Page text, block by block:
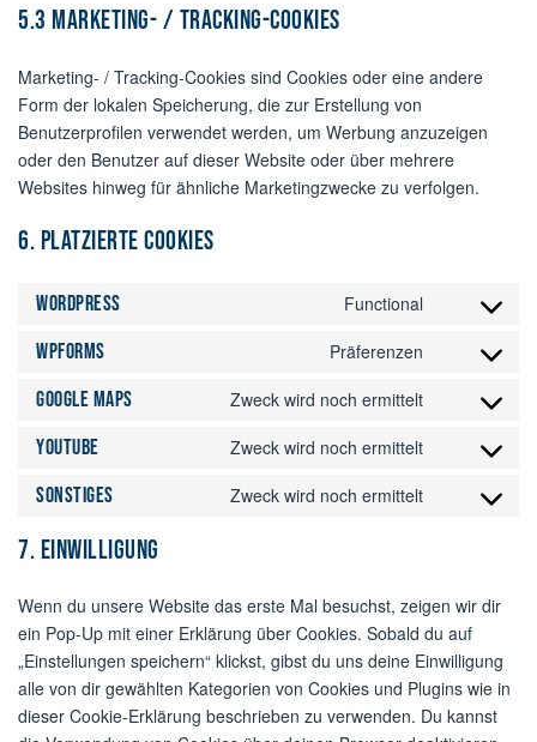
5.3 Marketing- / Tracking-Cookies
Marketing- / Tracking-Cookies sind Cookies oder eine andere
Form der lokalen Speicherung, die zur Erstellung von
Benutzerprofilen verwendet werden, um Werbung anzuzeigen
oder den Benutzer auf dieser Website oder über mehrere
Websites hinweg für ähnliche Marketingzwecke zu verfolgen.
6. Platzierte Cookies
WordPress Functional
Consent
wordpress
WPForms Präferenzen
Consent
wpforms
Google Maps Zweck wird noch ermittelt
Consent
google-
YouTube Zweck wird noch ermittelt
Consent
Sonstiges Zweck wird noch ermittelt
Consent
7. Einwilligung
Wenn du unsere Website das erste Mal besuchst, zeigen wir dir
ein Pop-Up mit einer Erklärung über Cookies. Sobald du auf
„Einstellungen speichern“ klickst, gibst du uns deine Einwilligung
alle von dir gewählten Kategorien von Cookies und Plugins wie in
dieser Cookie-Erklärung beschrieben zu verwenden. Du kannst